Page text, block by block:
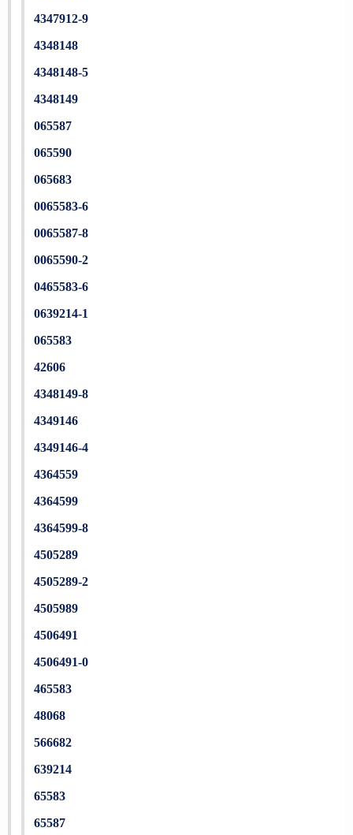
4347912-9
4348148
4348148-5
4348149
065587
065590
065683
0065583-6
0065587-8
0065590-2
0465583-6
0639214-1
065583
42606
4348149-8
4349146
4349146-4
4364559
4364599
4364599-8
4505289
4505289-2
4505989
4506491
4506491-0
465583
48068
566682
639214
65583
65587